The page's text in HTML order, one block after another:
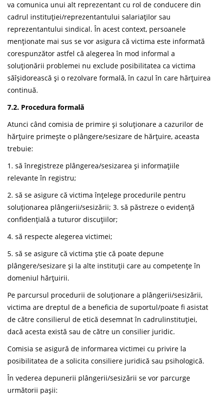
va comunica unui alt reprezentant cu rol de conducere din
cadrul instituției/reprezentantului salariaților sau
reprezentantului sindical. În acest context, persoanele
menționate mai sus se vor asigura că victima este informată
corespunzător astfel că alegerea în mod informal a
soluționării problemei nu exclude posibilitatea ca victima
săîșidorească și o rezolvare formală, în cazul în care hărțuirea
continuă.
7.2. Procedura formală
Atunci când comisia de primire și soluționare a cazurilor de
hărțuire primește o plângere/sesizare de hărțuire, aceasta
trebuie:
1. să înregistreze plângerea/sesizarea și informațiile
relevante în registru;
2. să se asigure că victima înțelege procedurile pentru
soluționarea plângerii/sesizării; 3. să păstreze o evidență
confidențială a tuturor discuțiilor;
4. să respecte alegerea victimei;
5. să se asigure că victima știe că poate depune
plângere/sesizare și la alte instituții care au competențe în
domeniul hărțuirii.
Pe parcursul procedurii de soluţionare a plângerii/sesizării,
victima are dreptul de a beneficia de suportul/poate fi asistat
de către consilierul de etică desemnat în cadrulinstituției,
dacă acesta există sau de către un consilier juridic.
Comisia se asigură de informarea victimei cu privire la
posibilitatea de a solicita consiliere juridică sau psihologică.
În vederea depunerii plângerii/sesizării se vor parcurge
următorii pașii: